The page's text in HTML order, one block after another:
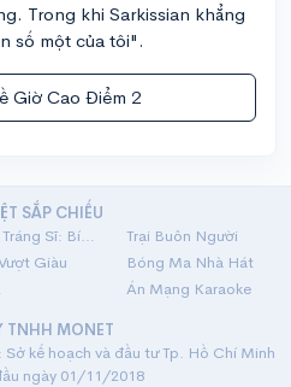
Trong khi Sarkissian khẳng
số một của tôi".
Giờ Cao Điểm 2
SẮP CHIẾU
Hộ Linh Tráng Sĩ: Bí Ẩn Mộ Vua Đinh
Trại Buôn Người
Giàu
Bóng Ma Nhà Hát
Án Mạng Karaoke
TNHH MONET
kế hoạch và đầu tư Tp. Hồ Chí Minh
ngày 01/11/2018